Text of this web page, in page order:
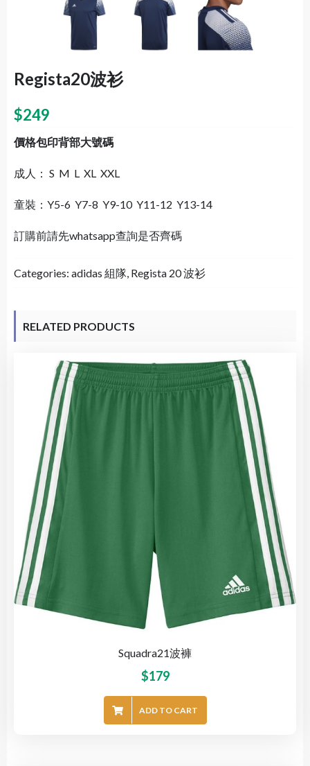
Regista20波衫
$249
價格包印背部大號碼
成人： S M L XL XXL
童裝：Y5-6 Y7-8 Y9-10 Y11-12 Y13-14
訂購前請先whatsapp查詢是否齊碼
Categories: adidas 組隊, Regista 20 波衫
RELATED PRODUCTS
Squadra21波褲
$179
ADD TO CART